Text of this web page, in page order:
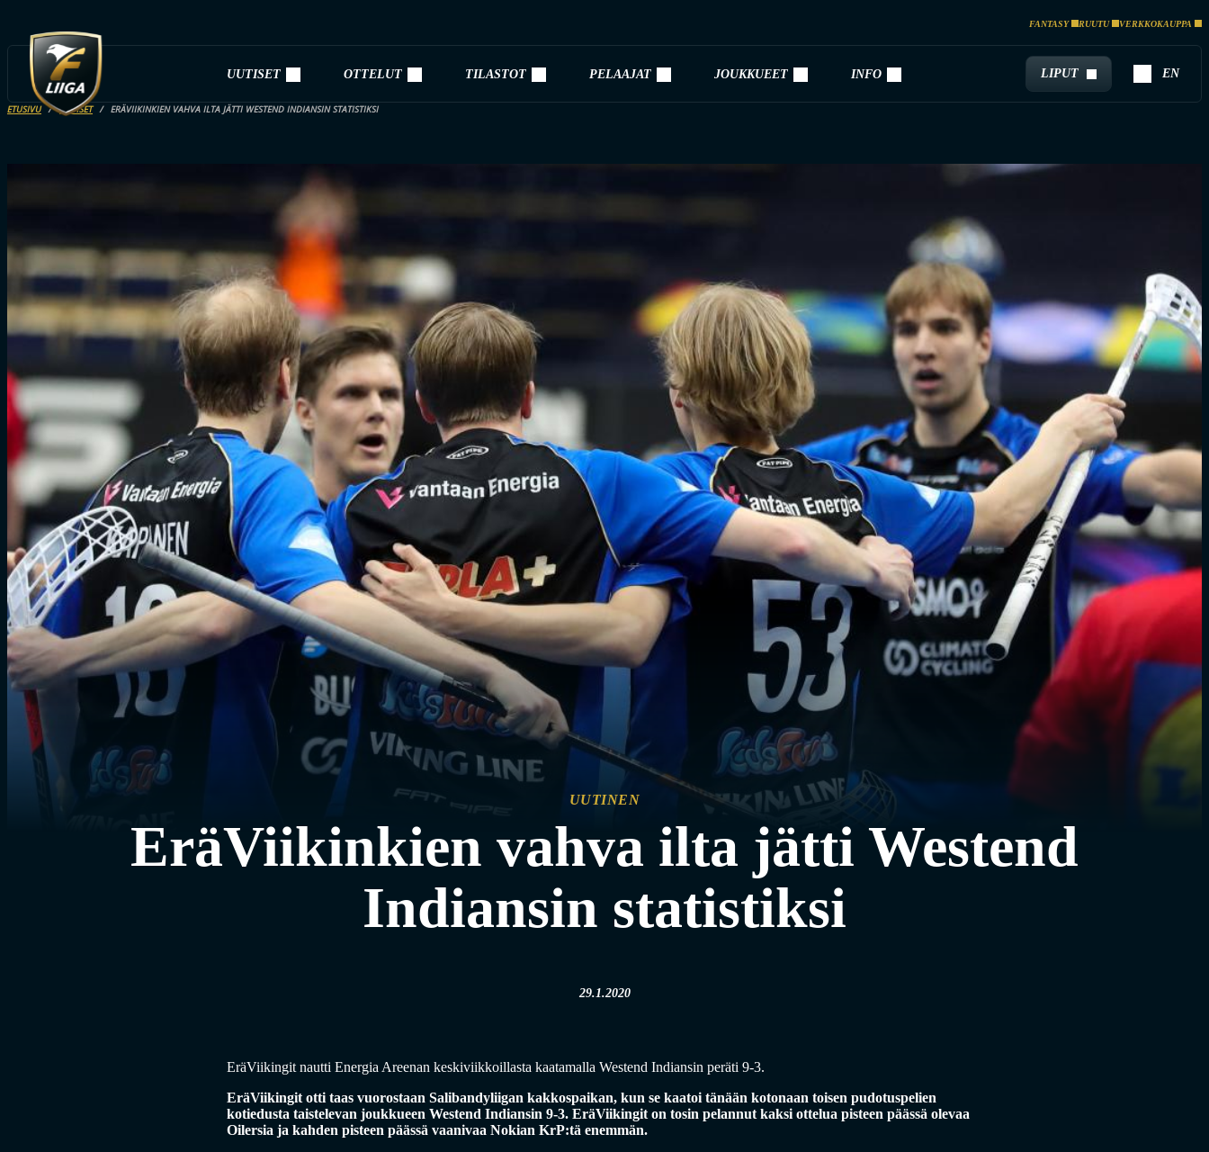
FANTASY RUUTU VERKKOKAUPPA
UUTISET OTTELUT TILASTOT PELAAJAT JOUKKUEET INFO LIPUT EN
ETUSIVU UUTISET ERÄVIIKINKIEN VAHVA ILTA JÄTTI WESTEND INDIANSIN STATISTIKSI
UUTINEN
EräViikinkien vahva ilta jätti Westend
Indiansin statistiksi
29.1.2020
EräViikingit nautti Energia Areenan keskiviikkoillasta kaatamalla Westend Indiansin peräti 9-3.
EräViikingit otti taas vuorostaan Salibandyliigan kakkospaikan, kun se kaatoi tänään kotonaan toisen pudotuspelien
kotiedusta taistelevan joukkueen Westend Indiansin 9-3. EräViikingit on tosin pelannut kaksi ottelua pisteen päässä olevaa
Oilersia ja kahden pisteen päässä vaanivaa Nokian KrP:tä enemmän.